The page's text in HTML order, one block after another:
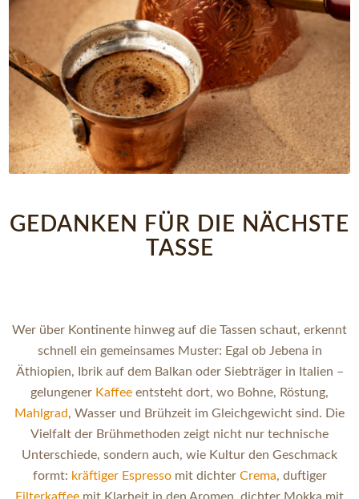
GEDANKEN FÜR DIE NÄCHSTE
TASSE
Wer über Kontinente hinweg auf die Tassen schaut, erkennt
schnell ein gemeinsames Muster: Egal ob Jebena in
Äthiopien, Ibrik auf dem Balkan oder Siebträger in Italien –
gelungener Kaffee entsteht dort, wo Bohne, Röstung,
Mahlgrad, Wasser und Brühzeit im Gleichgewicht sind. Die
Vielfalt der Brühmethoden zeigt nicht nur technische
Unterschiede, sondern auch, wie Kultur den Geschmack
formt: kräftiger Espressomit dichter Crema, duftiger